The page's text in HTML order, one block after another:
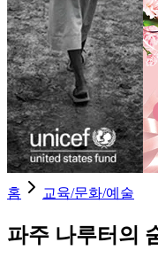
홈 교육/문화/예술
파주 나루터의